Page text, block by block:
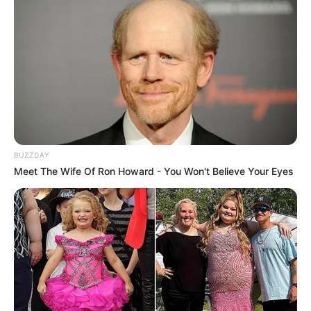
BUZZDAY
Meet The Wife Of Ron Howard - You Won't Believe Your Eyes